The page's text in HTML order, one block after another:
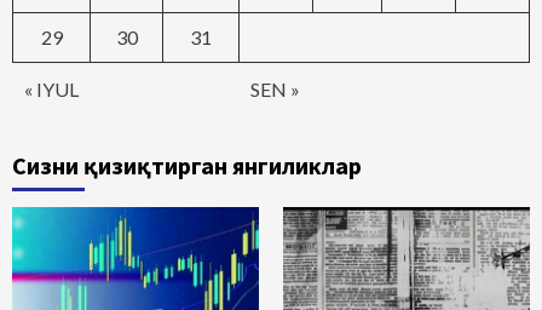
« IYUL SEN »
29 30 31
Сизни қизиқтирган янгиликлар